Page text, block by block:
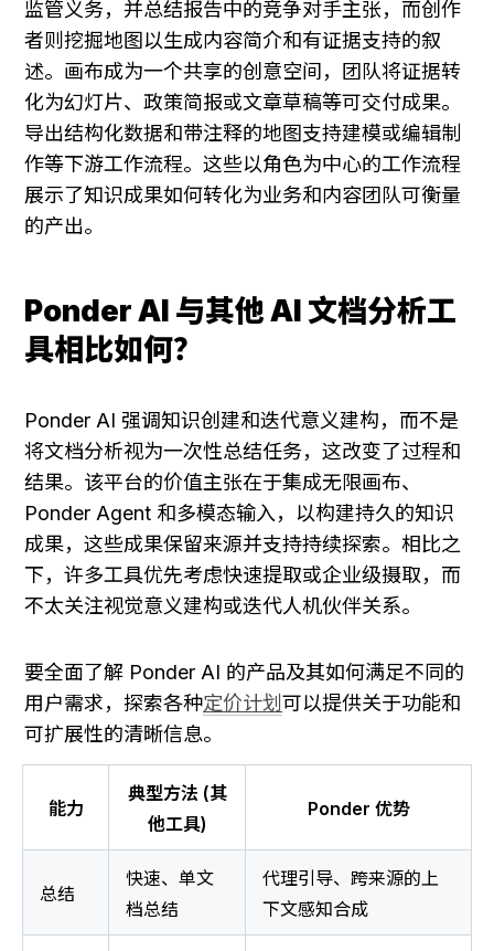
监管义务，并总结报告中的竞争对手主张，而创作
者则挖掘地图以生成内容简介和有证据支持的叙
述。画布成为一个共享的创意空间，团队将证据转
化为幻灯片、政策简报或文章草稿等可交付成果。
导出结构化数据和带注释的地图支持建模或编辑制
作等下游工作流程。这些以角色为中心的工作流程
展示了知识成果如何转化为业务和内容团队可衡量
的产出。
Ponder AI 与其他 AI 文档分析工
具相比如何？
Ponder AI 强调知识创建和迭代意义建构，而不是
将文档分析视为一次性总结任务，这改变了过程和
结果。该平台的价值主张在于集成无限画布、
Ponder Agent 和多模态输入，以构建持久的知识
成果，这些成果保留来源并支持持续探索。相比之
下，许多工具优先考虑快速提取或企业级摄取，而
不太关注视觉意义建构或迭代人机伙伴关系。
要全面了解 Ponder AI 的产品及其如何满足不同的
用户需求，探索各种定价计划可以提供关于功能和
可扩展性的清晰信息。
能力
典型方法 (其
他工具)
Ponder 优势
总结
快速、单文
档总结
代理引导、跨来源的上
下文感知合成